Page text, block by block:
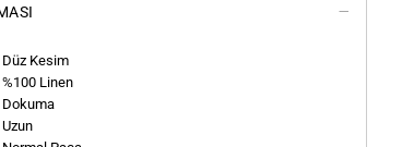
Düz Kesim
%100 Linen
Dokuma
Uzun